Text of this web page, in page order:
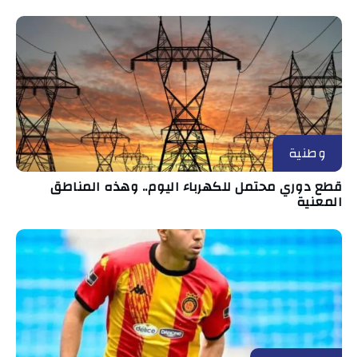
وطنية
قطع دوري محتمل للكهرباء اليوم.. وهذه المناطق
المعنية